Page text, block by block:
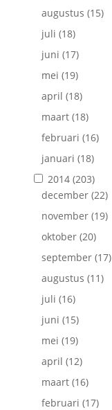
augustus (15)
juli (18)
juni (17)
mei (19)
april (18)
maart(18)
februari (16)
januari (18)
2014(203)
december(22)
november(19)
oktober(20)
september(17)
augustus (11)
juli (16)
juni (15)
mei (19)
april (12)
maart(16)
februari (17)